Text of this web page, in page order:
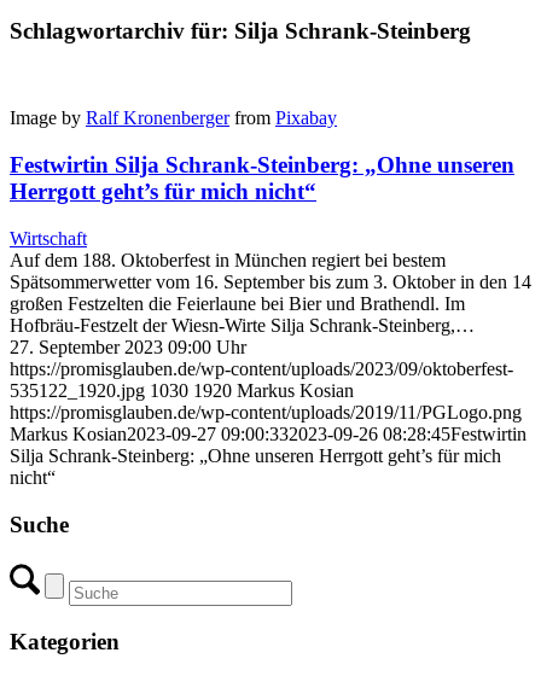
Schlagwortarchiv für: Silja Schrank-Steinberg
Image by Ralf Kronenbergerfrom Pixabay
Festwirtin Silja Schrank-Steinberg: „Ohne unseren
Herrgott geht’s für mich nicht“
Wirtschaft
Auf dem 188. Oktoberfest in München regiert bei bestem
Spätsommerwetter vom 16. September bis zum 3. Oktober in den 14
großen Festzelten die Feierlaune bei Bier und Brathendl. Im
Hofbräu-Festzelt der Wiesn-Wirte Silja Schrank-Steinberg,…
27. September 2023 09:00 Uhr
https://promisglauben.de/wp-content/uploads/2023/09/oktoberfest-
535122_1920.jpg 1030 1920 Markus Kosian
https://promisglauben.de/wp-content/uploads/2019/11/PGLogo.png
Markus Kosian2023-09-27 09:00:332023-09-26 08:28:45Festwirtin
Silja Schrank-Steinberg: „Ohne unseren Herrgott geht’s für mich
nicht“
Suche
Kategorien